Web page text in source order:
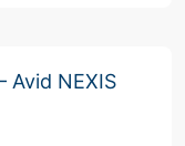
Avid NEXIS